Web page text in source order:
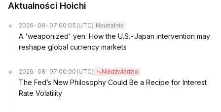
Aktualności Hoichi
2026-08-07 00:05 (UTC) Neutralnie
A 'weaponized' yen: How the U.S.-Japan intervention may
reshape global currency markets
2026-08-07 00:00 (UTC) Niedźwiedzio
The Fed’s New Philosophy Could Be a Recipe for Interest
Rate Volatility